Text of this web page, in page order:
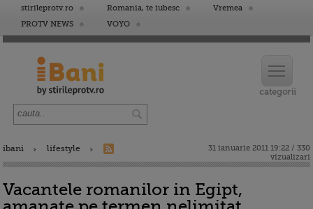
stirileprotv.ro Romania, te iubesc
Vremea
PROTV NEWS
VOYO
ibani lifestyle
31 ianuarie 2011 19:22 / 330
vizualizari
Vacantele romanilor in Egipt,